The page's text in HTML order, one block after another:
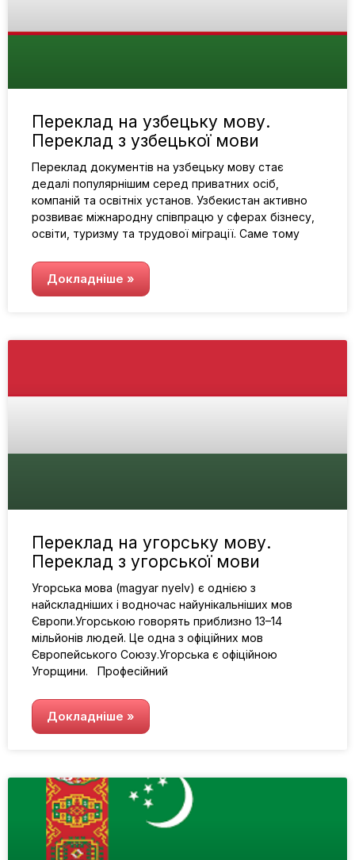
Переклад на узбецьку мову.
Переклад з узбецької мови
Переклад документів на узбецьку мову стає
дедалі популярнішим серед приватних осіб,
компаній та освітніх установ. Узбекистан активно
розвиває міжнародну співпрацю у сферах бізнесу,
освіти, туризму та трудової міграції. Саме тому
Докладніше »
Переклад на угорську мову.
Переклад з угорської мови
Угорська мова (magyar nyelv) є однією з
найскладніших і водночас найунікальніших мов
Європи.Угорською говорять приблизно 13–14
мільйонів людей. Це одна з офіційних мов
Європейського Союзу.Угорська є офіційною
Угорщини. Професійний
Докладніше »